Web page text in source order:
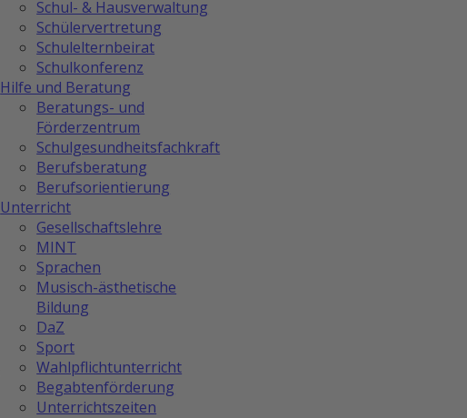
Schul- & Hausverwaltung
Schülervertretung
Schulelternbeirat
Schulkonferenz
Hilfe und Beratung
Beratungs- und
Förderzentrum
Schulgesundheitsfachkraft
Berufsberatung
Berufsorientierung
Unterricht
Gesellschaftslehre
MINT
Sprachen
Musisch-ästhetische
Bildung
DaZ
Sport
Wahlpflichtunterricht
Begabtenförderung
Unterrichtszeiten